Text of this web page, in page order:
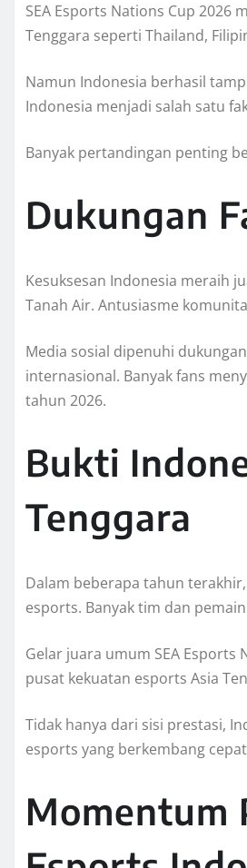
SEA Esports Nations Cup 2026
Tenggara seperti Thailand,
Namun Indonesia berhasil
Indonesia menjadi salah satu
Banyak pertandingan penting
Dukungan
Kesuksesan Indonesia meraih
Tanah Air. Antusiasme
Media sosial dipenuhi
internasional. Banyak fans
tahun 2026.
Bukti
Tenggara
Dalam beberapa tahun
esports. Banyak tim dan
Gelar juara umum SEA Esports
pusat kekuatan esports Asia
Tidak hanya dari sisi prestasi,
esports yang berkembang
Momentum